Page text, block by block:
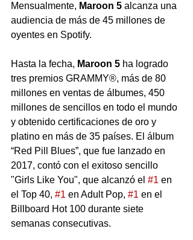
Mensualmente, Maroon 5 alcanza una
audiencia de más de 45 millones de
oyentes en Spotify.
Hasta la fecha, Maroon 5 ha logrado
tres premios GRAMMY®, más de 80
millones en ventas de álbumes, 450
millones de sencillos en todo el mundo
y obtenido certificaciones de oro y
platino en más de 35 países. El álbum
“Red Pill Blues”, que fue lanzado en
2017, contó con el exitoso sencillo
"Girls Like You", que alcanzó el #1 en
el Top 40, #1 en Adult Pop, #1 en el
Billboard Hot 100 durante siete
semanas consecutivas.